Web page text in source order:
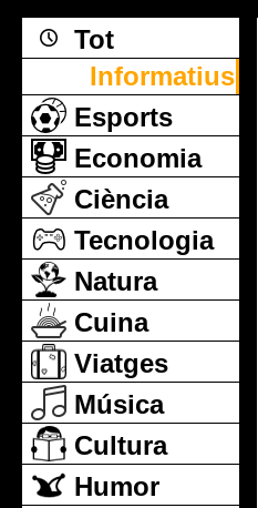
Tot
Informatius
Esports
Economia
Ciència
Tecnologia
Natura
Cuina
Viatges
Música
Cultura
Humor